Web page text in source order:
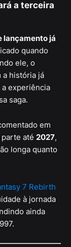
a terceira
lançamento já
quando
ele, o
a história já
experiência
saga.
em
até 2027,
longa quanto
7 Rebirth
à jornada
ainda